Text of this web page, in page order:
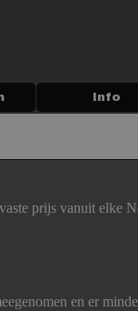
▼
Info
prijs vanuit elke
en er